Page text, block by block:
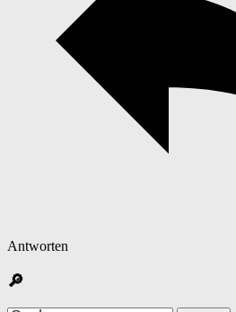
Antworten
🔎